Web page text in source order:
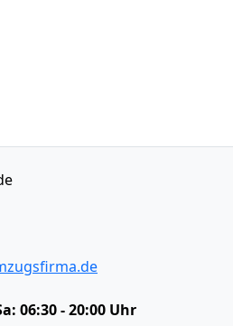
06:30 - 20:00 Uhr